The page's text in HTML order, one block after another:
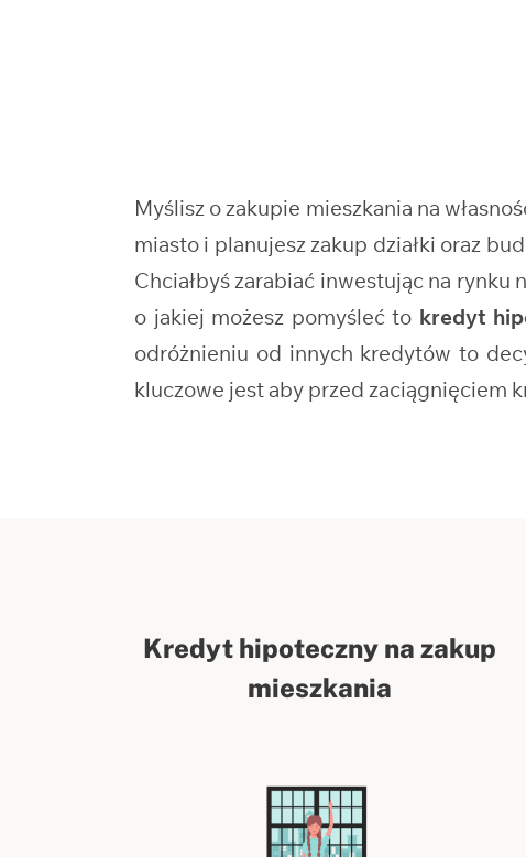
Myślisz o zakupie mieszkania na
miasto i planujesz zakup działki oraz
Chciałbyś zarabiać inwestując na
o jakiej możesz pomyśleć to kredyt
odróżnieniu od innych kredytów to
kluczowe jest aby przed zaciągnięciem
Kredyt hipoteczny na zakup
mieszkania